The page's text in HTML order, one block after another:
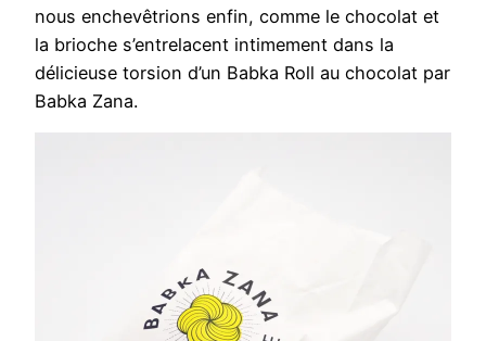
nous enchevêtrions enfin, comme le chocolat et
la brioche s’entrelacent intimement dans la
délicieuse torsion d’un Babka Roll au chocolat par
Babka Zana.